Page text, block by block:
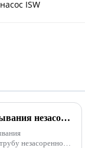
Методы увеличения производительности самовсасывания незасоряющихся самовсасывающих насосов для сточных вод
незасоренного